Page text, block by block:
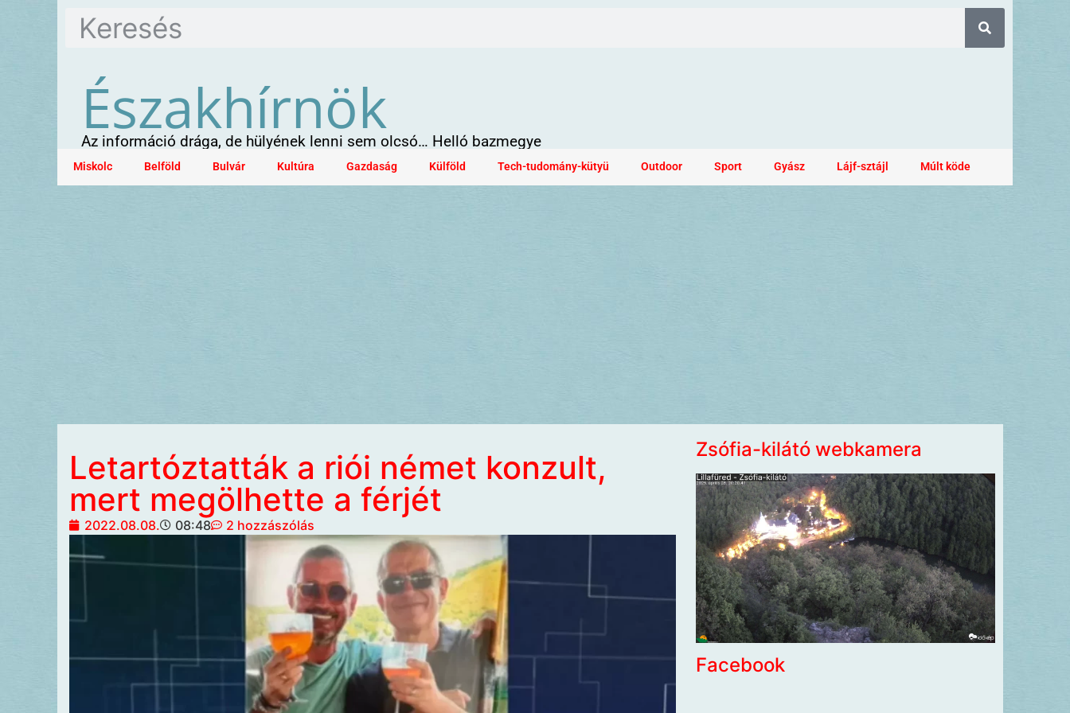
Északhírnök
Az információ drága, de hülyének lenni sem olcsó… Helló bazmegye
Miskolc Belföld Bulvár Kultúra Gazdaság Külföld Tech-tudomány-kütyü Outdoor Sport Gyász Lájf-sztájl Múlt köde
Letartóztatták a riói német konzult,
mert megölhette a férjét
2022.08.08. 08:48 2 hozzászólás
Zsófia-kilátó webkamera
Facebook